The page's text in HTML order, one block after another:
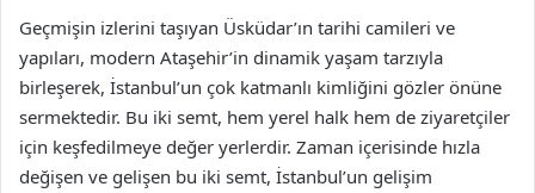
Geçmişin izlerini taşıyan Üsküdar’ın tarihi camileri ve
yapıları, modern Ataşehir’in dinamik yaşam tarzıyla
birleşerek, İstanbul’un çok katmanlı kimliğini gözler önüne
sermektedir. Bu iki semt, hem yerel halk hem de ziyaretçiler
için keşfedilmeye değer yerlerdir. Zaman içerisinde hızla
değişen ve gelişen bu iki semt, İstanbul’un gelişim